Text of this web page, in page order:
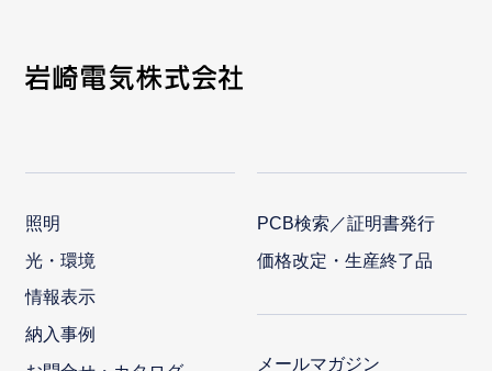
照明
光・環境
情報表示
納入事例
PCB検索／証明書発行
価格改定・生産終了品
メールマガジン